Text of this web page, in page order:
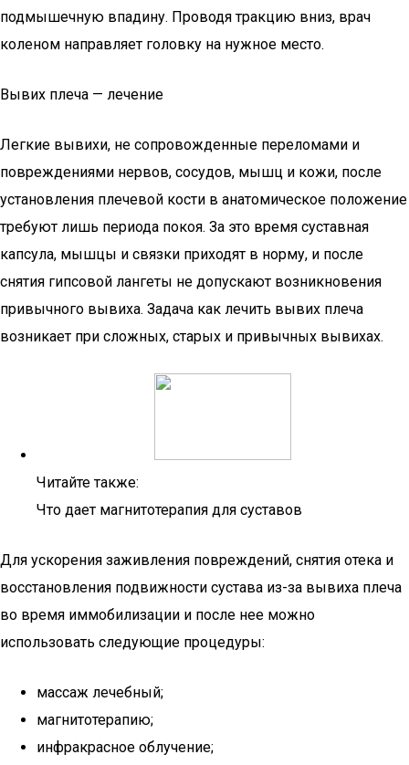
подмышечную впадину. Проводя тракцию вниз, врач
коленом направляет головку на нужное место.
Вывих плеча — лечение
Легкие вывихи, не сопровожденные переломами и
повреждениями нервов, сосудов, мышц и кожи, после
установления плечевой кости в анатомическое положение
требуют лишь периода покоя. За это время суставная
капсула, мышцы и связки приходят в норму, и после
снятия гипсовой лангеты не допускают возникновения
привычного вывиха. Задача как лечить вывих плеча
возникает при сложных, старых и привычных вывихах.
Читайте также:
Что дает магнитотерапия для суставов
Для ускорения заживления повреждений, снятия отека и
восстановления подвижности сустава из-за вывиха плеча
во время иммобилизации и после нее можно
использовать следующие процедуры:
массаж лечебный;
магнитотерапию;
инфракрасное облучение;